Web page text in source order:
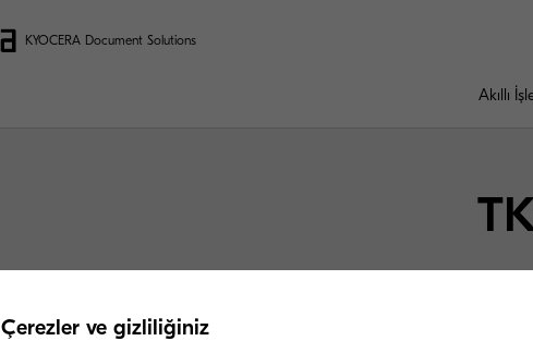
KYOCERA Document Solutions
Akıllı
Çerezler ve gizliliğiniz